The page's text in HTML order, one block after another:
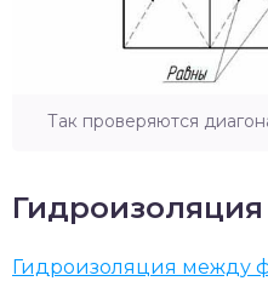
Так проверяются
Гидроизоляция между